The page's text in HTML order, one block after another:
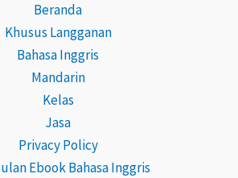
Beranda
Khusus Langganan
Bahasa Inggris
Mandarin
Kelas
Jasa
Privacy Policy
Ebook Bahasa Inggris